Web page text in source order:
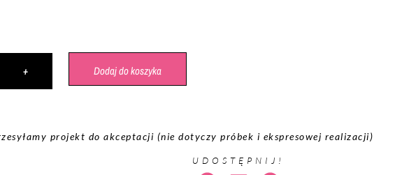
Dodaj do koszyka
projekt do akceptacji (nie dotyczy próbek i ekspresowej realizacji)
UDOSTĘPNIJ!